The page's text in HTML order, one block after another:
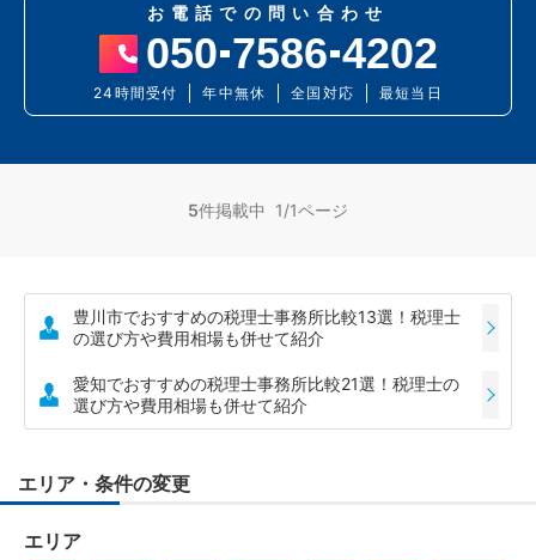
お電話での問い合わせ
050 7586 4202
24時間受付 年中無休 全国対応 最短当日
5件掲載中 1/1ページ
豊川市でおすすめの税理士事務所比較13選！税理士
の選び方や費用相場も併せて紹介
愛知でおすすめの税理士事務所比較21選！税理士の
選び方や費用相場も併せて紹介
エリア・条件の変更
エリア